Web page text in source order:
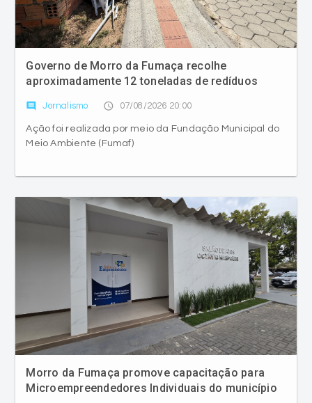
Governo de Morro da Fumaça recolhe
aproximadamente 12 toneladas de redíduos
comment Jornalismo access_time 07/08/2026 20:00
Ação foi realizada por meio da Fundação Municipal do
Meio Ambiente (Fumaf)
Morro da Fumaça promove capacitação para
Microempreendedores Individuais do município